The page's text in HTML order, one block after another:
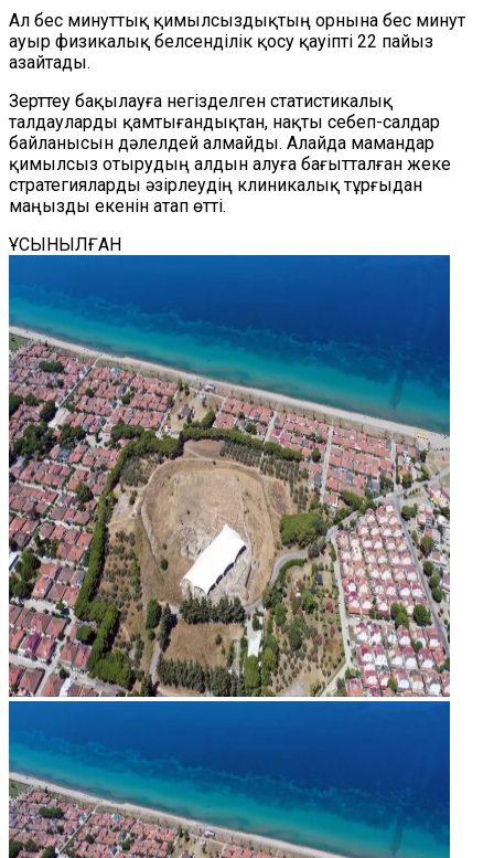
Ал бес минуттық қимылсыздықтың орнына бес минут
ауыр физикалық белсенділік қосу қауіпті 22 пайыз
азайтады.
Зерттеу бақылауға негізделген статистикалық
талдауларды қамтығандықтан, нақты себеп-салдар
байланысын дәлелдей алмайды. Алайда мамандар
қимылсыз отырудың алдын алуға бағытталған жеке
стратегияларды әзірлеудің клиникалық тұрғыдан
маңызды екенін атап өтті.
ҰСЫНЫЛҒАН